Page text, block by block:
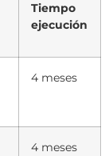
Tiempo
ejecución
4 meses
4 meses